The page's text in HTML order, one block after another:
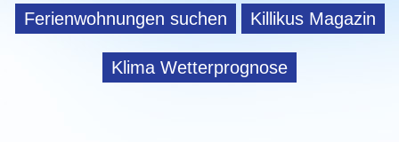
Ferienwohnungen suchen Killikus Magazin
Klima Wetterprognose